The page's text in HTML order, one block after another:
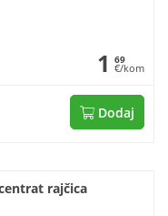
1 69
€/kom
Dodaj
rajčica